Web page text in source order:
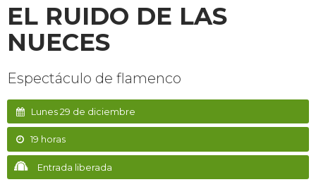
EL RUIDO DE LAS
NUECES
Espectáculo de flamenco
Lunes 29 de diciembre
19 horas
Entrada liberada